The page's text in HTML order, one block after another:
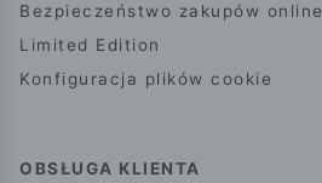
Bezpieczeństwo zakupów online
Limited Edition
Konfiguracja plików cookie
OBSŁUGA KLIENTA